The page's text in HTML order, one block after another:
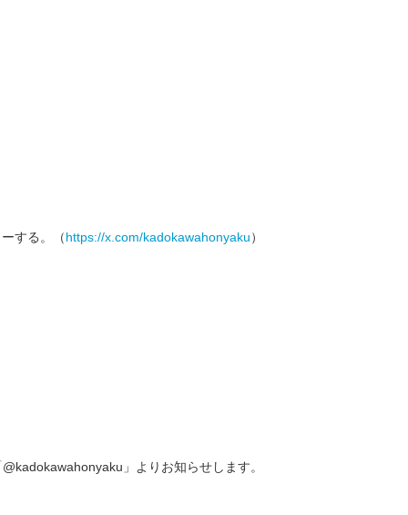
する。（https://x.com/kadokawahonyaku）
」よりお知らせします。